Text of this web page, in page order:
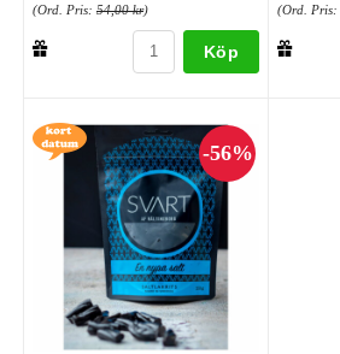
(Ord. Pris: 54,00 kr)
Köp
(Ord. Pris: